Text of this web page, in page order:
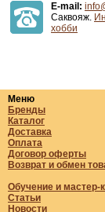
E-mail:
Саквояж.
хобби
Меню
Бренды
Каталог
Доставка
Оплата
Договор оферты
Возврат и обмен
Обучение и мастер-
Статьи
Новости